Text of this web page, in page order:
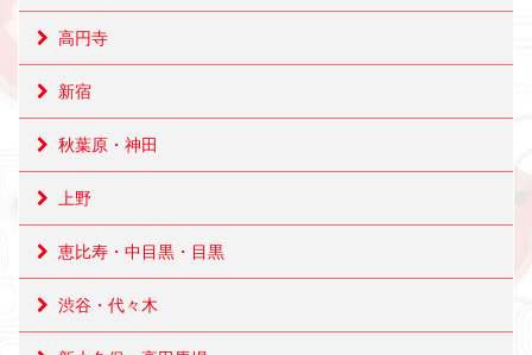
高円寺
新宿
秋葉原・神田
上野
恵比寿・中目黒・目黒
渋谷・代々木